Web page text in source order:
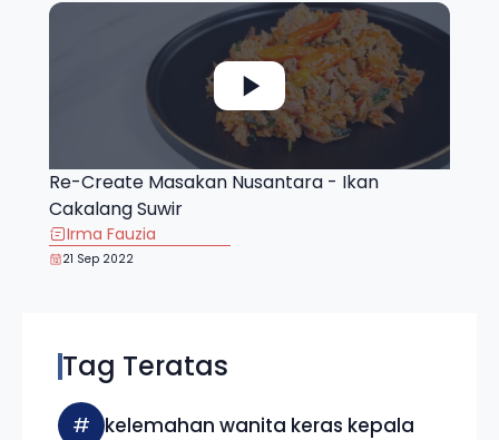
Re-Create Masakan Nusantara - Ikan
Cakalang Suwir
Irma Fauzia
21 Sep 2022
Tag Teratas
# kelemahan wanita keras kepala